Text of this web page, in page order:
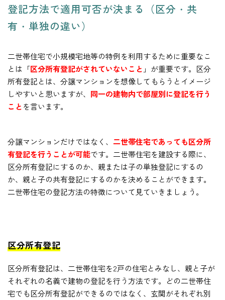
登記方法で適用可否が決まる（区分・共
有・単独の違い）
二世帯住宅で小規模宅地等の特例を利用するために重要なこ
とは「区分所有登記がされていないこと 」が重要です。区分
所有登記とは、分譲マンションを想像してもらうとイメージ
しやすいと思いますが、 同一の建物内で部屋別に登記を行う
ことを言います。
分譲マンションだけではなく、 二世帯住宅であっても区分所
有登記を行うことが可能です。二世帯住宅を建設する際に、
区分所有登記にするのか、親または子の単独登記にするの
か、親と子の共有登記にするのかを決めることができます。
二世帯住宅の登記方法の特徴について見ていきましょう。
区分所有登記
区分所有登記は、二世帯住宅を2戸の住宅とみなし、親と子が
それぞれの名義で建物の登記を行う方法です。どの二世帯住
宅でも区分所有登記ができるのではなく、玄関がそれぞれ別